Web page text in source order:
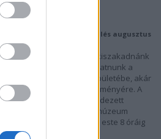
– MúzeumMerülés augusztus
Szépművészetiben
közepén egy kicsit kiszakadnánk
hőségből, érdemes ellátogatnunk a
Múzeum hűvös épületébe, akár
MúzeumMerülés eseményére. A
második péntekén megrendezett
esti program során a múzeum
nyitvatartással, este 8 óráig